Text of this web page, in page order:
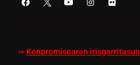
⇒ Konpromisoaren